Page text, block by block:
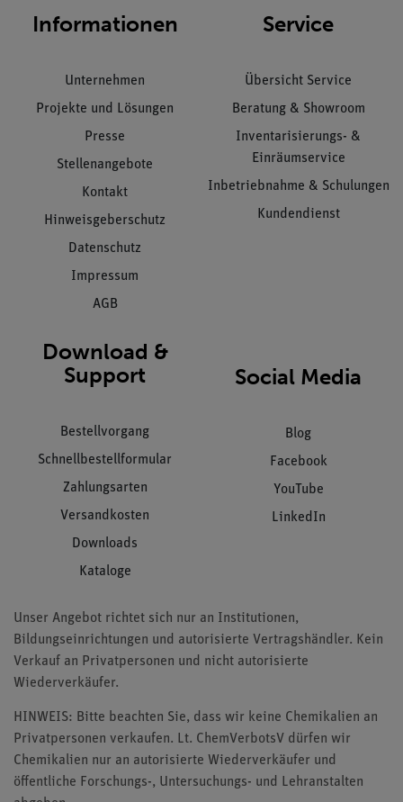
Informationen
Unternehmen
Projekte und Lösungen
Presse
Stellenangebote
Kontakt
Hinweisgeberschutz
Datenschutz
Impressum
AGB
Service
Übersicht Service
Beratung & Showroom
Inventarisierungs- &
Einräumservice
Inbetriebnahme & Schulungen
Kundendienst
Download &
Support
Bestellvorgang
Schnellbestellformular
Zahlungsarten
Versandkosten
Downloads
Kataloge
Social Media
Blog
Facebook
YouTube
LinkedIn
Unser Angebot richtet sich nur an Institutionen,
Bildungseinrichtungen und autorisierte Vertragshändler. Kein
Verkauf an Privatpersonen und nicht autorisierte
Wiederverkäufer.
HINWEIS: Bitte beachten Sie, dass wir keine Chemikalien an
Privatpersonen verkaufen. Lt. ChemVerbotsV dürfen wir
Chemikalien nur an autorisierte Wiederverkäufer und
öffentliche Forschungs-, Untersuchungs- und Lehranstalten